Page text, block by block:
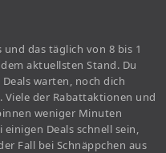
das täglich von 8 bis 1
aktuellsten Stand. Du
warten, noch dich
Viele der Rabattaktionen und
weniger Minuten
Deals schnell sein,
Fall bei Schnäppchen aus